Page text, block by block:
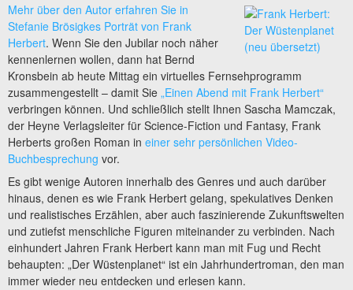
Mehr über den Autor erfahren Sie in
Stefanie Brösigkes Porträt von Frank
Herbert. Wenn Sie den Jubilar noch näher
kennenlernen wollen, dann hat Bernd
Kronsbein ab heute Mittag ein virtuelles Fernsehprogramm
zusammengestellt – damit Sie „Einen Abend mit Frank Herbert“
verbringen können. Und schließlich stellt Ihnen Sascha Mamczak,
der Heyne Verlagsleiter für Science-Fiction und Fantasy, Frank
Herberts großen Roman in einer sehr persönlichen Video-
Buchbesprechung vor.
Es gibt wenige Autoren innerhalb des Genres und auch darüber
hinaus, denen es wie Frank Herbert gelang, spekulatives Denken
und realistisches Erzählen, aber auch faszinierende Zukunftswelten
und zutiefst menschliche Figuren miteinander zu verbinden. Nach
einhundert Jahren Frank Herbert kann man mit Fug und Recht
behaupten: „Der Wüstenplanet“ ist ein Jahrhundertroman, den man
immer wieder neu entdecken und erlesen kann.